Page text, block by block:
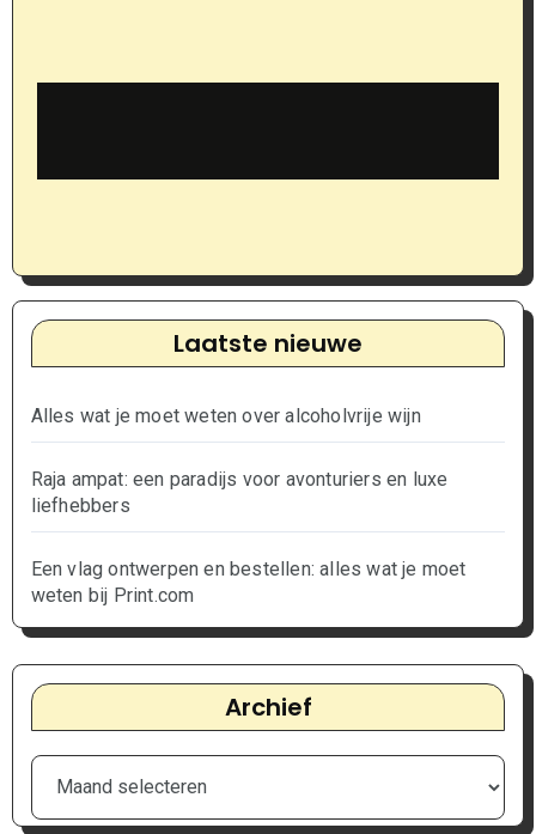
Laatste nieuwe
Alles wat je moet weten over alcoholvrije wijn
Raja ampat: een paradijs voor avonturiers en luxe
liefhebbers
Een vlag ontwerpen en bestellen: alles wat je moet
weten bij Print.com
Archief